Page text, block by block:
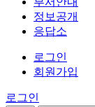
정보공개
응답소
로그인
회원가입
로그인